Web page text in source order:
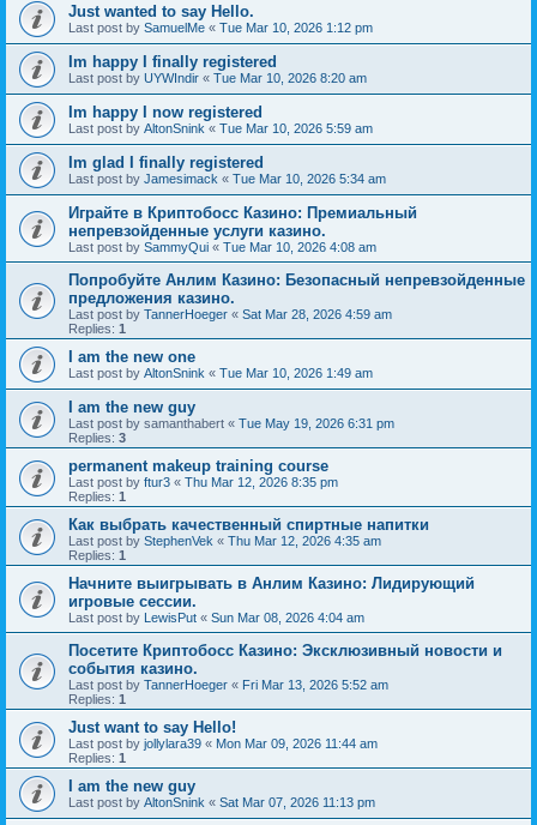
Just wanted to say Hello.
Last post by SamuelMe « Tue Mar 10, 2026 1:12 pm
Im happy I finally registered
Last post by UYWIndir « Tue Mar 10, 2026 8:20 am
Im happy I now registered
Last post by AltonSnink « Tue Mar 10, 2026 5:59 am
Im glad I finally registered
Last post by Jamesimack « Tue Mar 10, 2026 5:34 am
Играйте в Криптобосс Казино: Премиальный
непревзойденные услуги казино.
Last post by SammyQui « Tue Mar 10, 2026 4:08 am
Попробуйте Анлим Казино: Безопасный непревзойденные
предложения казино.
Last post by TannerHoeger « Sat Mar 28, 2026 4:59 am
Replies: 1
I am the new one
Last post by AltonSnink « Tue Mar 10, 2026 1:49 am
I am the new guy
Last post by samanthabert « Tue May 19, 2026 6:31 pm
Replies: 3
permanent makeup training course
Last post by ftur3 « Thu Mar 12, 2026 8:35 pm
Replies: 1
Как выбрать качественный спиртные напитки
Last post by StephenVek « Thu Mar 12, 2026 4:35 am
Replies: 1
Начните выигрывать в Анлим Казино: Лидирующий
игровые сессии.
Last post by LewisPut « Sun Mar 08, 2026 4:04 am
Посетите Криптобосс Казино: Эксклюзивный новости и
события казино.
Last post by TannerHoeger « Fri Mar 13, 2026 5:52 am
Replies: 1
Just want to say Hello!
Last post by jollylara39 « Mon Mar 09, 2026 11:44 am
Replies: 1
I am the new guy
Last post by AltonSnink « Sat Mar 07, 2026 11:13 pm